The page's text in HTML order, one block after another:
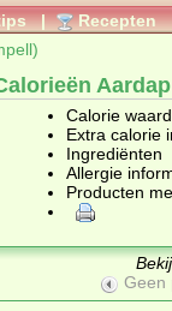
| Recepten
Calorie
Extra calorie
Ingrediënten
Allergie
Producten
Geen